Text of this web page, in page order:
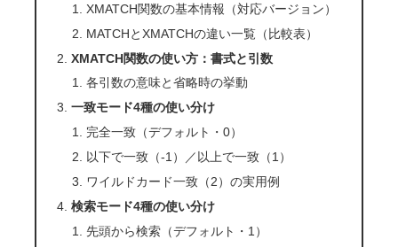
XMATCH関数の基本情報（対応バージョン）
MATCHとXMATCHの違い一覧（比較表）
XMATCH関数の使い方：書式と引数
各引数の意味と省略時の挙動
一致モード4種の使い分け
完全一致（デフォルト・0）
以下で一致（-1）／以上で一致（1）
ワイルドカード一致（2）の実用例
検索モード4種の使い分け
先頭から検索（デフォルト・1）